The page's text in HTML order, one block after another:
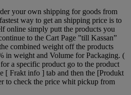
your own shipping for goods from
way to get an shipping price is to
online simply putt the products you
to the Cart Page ”till Kassan”
combined weight off the products
in weight and Volume for Packaging. (
a specific product go to the product
[ Frakt info ] tab and then the [Produkt
to check the price whit pickup from